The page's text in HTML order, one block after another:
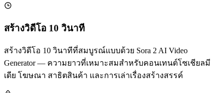
สร้างวิดีโอ 10 วินาที
สร้างวิดีโอ 10 วินาทีที่สมบูรณ์แบบด้วย Sora 2 AI Video
Generator — ความยาวที่เหมาะสมสำหรับคอนเทนต์โซเชียลมี
เดีย โฆษณา สาธิตสินค้า และการเล่าเรื่องสร้างสรรค์